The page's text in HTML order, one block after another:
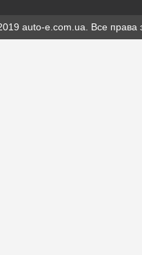
auto-e.com.ua. Все